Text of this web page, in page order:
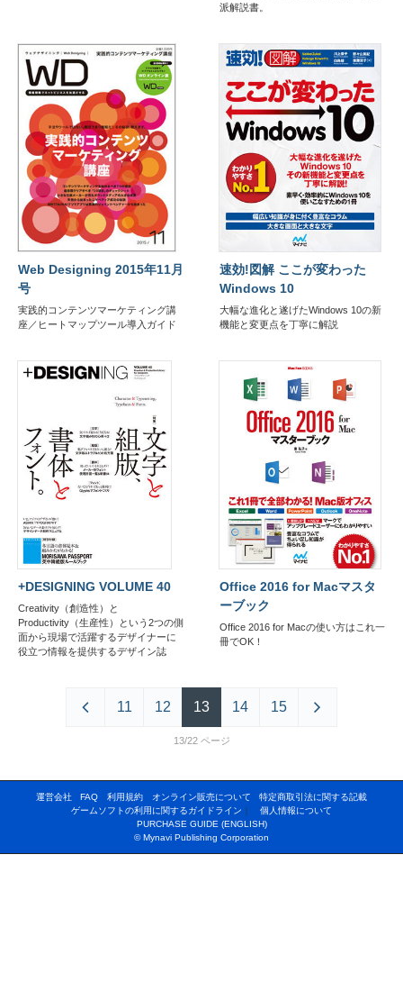
派解説書。
Web Designing 2015年11月
号
実践的コンテンツマーケティング講
座／ヒートマップツール導入ガイド
速効!図解 ここが変わった
Windows 10
大幅な進化と遂げたWindows 10の新
機能と変更点を丁寧に解説
+DESIGNING VOLUME 40
Creativity（創造性）と
Productivity（生産性）という2つの側
面から現場で活躍するデザイナーに
役立つ情報を提供するデザイン誌
Office 2016 for Macマスタ
ーブック
Office 2016 for Macの使い方はこれ一
冊でOK！
13/22
11 12 13 14 15
運営会社 FAQ 利用規約 オンライン販売について
特定商取引法に関する記載
ゲームソフトの利用に関するガイドライン
個人情報について
PURCHASE GUIDE (ENGLISH)
© Mynavi Publishing Corporation